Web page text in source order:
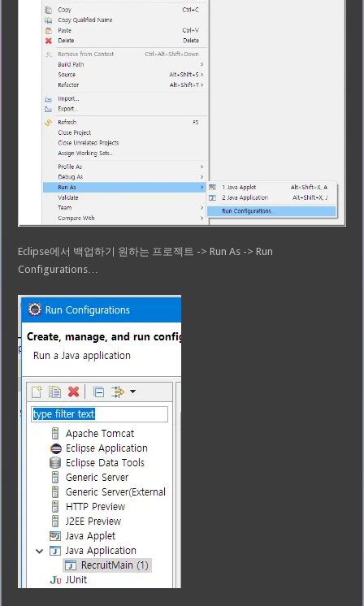
Eclipse에서 백업하기 원하는 프로젝트 -> Run As -> Run
Configurations…